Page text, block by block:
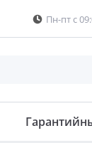
Пн-пт с